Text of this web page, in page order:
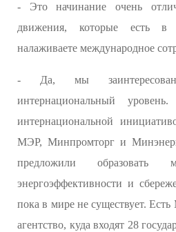
- Это начинание очень
движения, которые есть
налаживаете международное
- Да, мы
интернациональный
интернациональной
МЭР, Минпромторг и
предложили
энергоэффективности и
пока в мире не существует. Есть
агентство, куда входят 28